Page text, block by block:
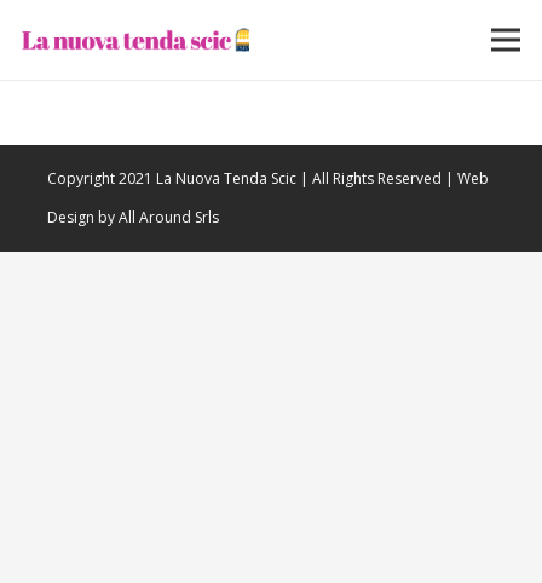
Copyright 2021 La Nuova Tenda Scic | All Rights Reserved | Web
Design by All Around Srls